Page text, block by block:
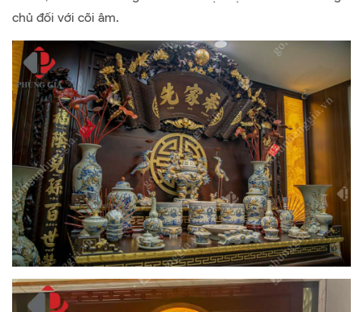
chủ đối với cõi âm.